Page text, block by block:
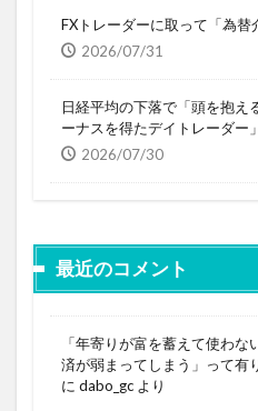
FXトレーダーに取って「為替
2026/07/31
日経平均の下落で「頭を抱え
ーナスを得たデイトレーダー
2026/07/30
最近のコメント
「年寄りが富を蓄えて使わ
済が弱まってしまう」って有
に dabo_gc より